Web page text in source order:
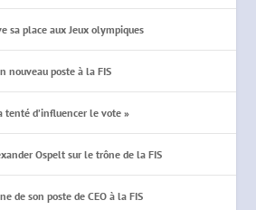
sa place aux Jeux olympiques
nouveau poste à la FIS
tenté d’influencer le vote »
Ospelt sur le trône de la FIS
de son poste de CEO à la FIS